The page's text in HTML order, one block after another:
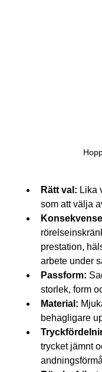
Rätt val: Lika
som att välja
prestation,
arbete under
Passform:
storlek, form
Material:
behagligare
trycket jämnt